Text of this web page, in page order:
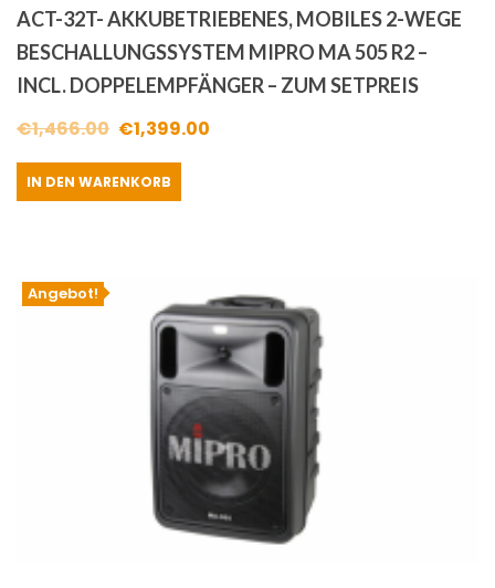
ACT-32T- AKKUBETRIEBENES, MOBILES 2-WEGE
BESCHALLUNGSSYSTEM MIPRO MA 505 R2 –
INCL. DOPPELEMPFÄNGER – ZUM SETPREIS
€1,466.00 Ursprünglicher
Preis
war:
€1,399.00
IN DEN WARENKORB
Angebot!